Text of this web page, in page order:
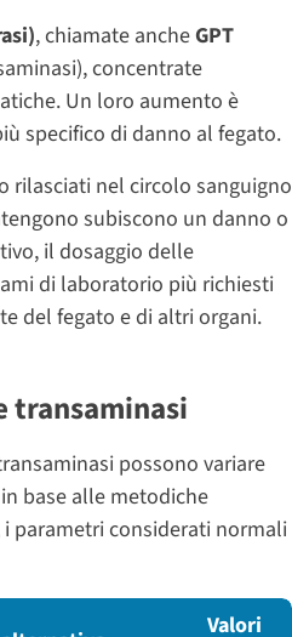
, chiamate ancheGPT
concentrate
Un loro aumento è
specifico di danno al fegato.
rilasciati nel circolo sanguigno
subiscono un danno o
il dosaggio delle
di laboratorio più richiesti
del fegato e di altri organi.
transaminasi
possono variare
base alle metodiche
parametri considerati normali
Valori